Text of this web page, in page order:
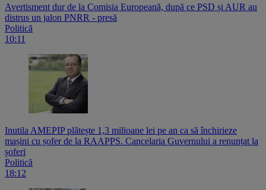
Avertisment dur de la Comisia Europeană, după ce PSD și AUR au
distrus un jalon PNRR - presă
Politică
10:11
Inutila AMEPIP plătește 1,3 milioane lei pe an ca să închirieze
mașini cu șofer de la RAAPPS. Cancelaria Guvernului a renunțat la
șoferi
Politică
18:12